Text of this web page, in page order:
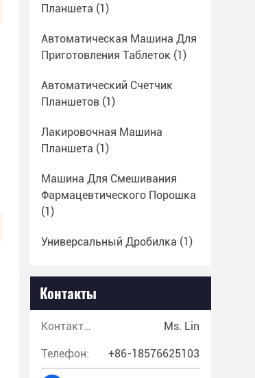
Планшета (1)
Автоматическая Машина Для
Приготовления Таблеток (1)
Автоматический Счетчик
Планшетов (1)
Лакировочная Машина
Планшета (1)
Машина Для Смешивания
Фармацевтического Порошка
(1)
Универсальный Дробилка (1)
Контакты
Контакты: Ms. Lin
Телефон: +86-18576625103